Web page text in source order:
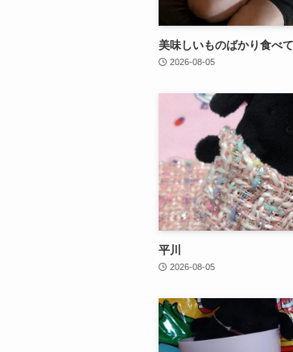
美味しいものばかり食べ
2026-08-05
平川
2026-08-05